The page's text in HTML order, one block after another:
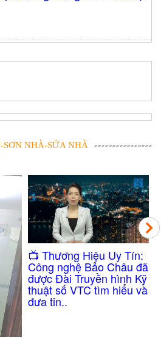
SƠN NHÀ-SỬA NHÀ
Hiệu Uy Tín:
Bảo Châu đã
Truyền hình Kỹ
tìm hiểu và
Công Nghệ
Thấm Nhà Vệ
Không Cần